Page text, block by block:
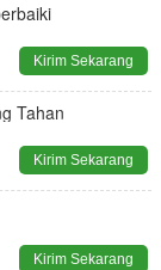
Kirim Sekarang
Tahan
Kirim Sekarang
Kirim Sekarang